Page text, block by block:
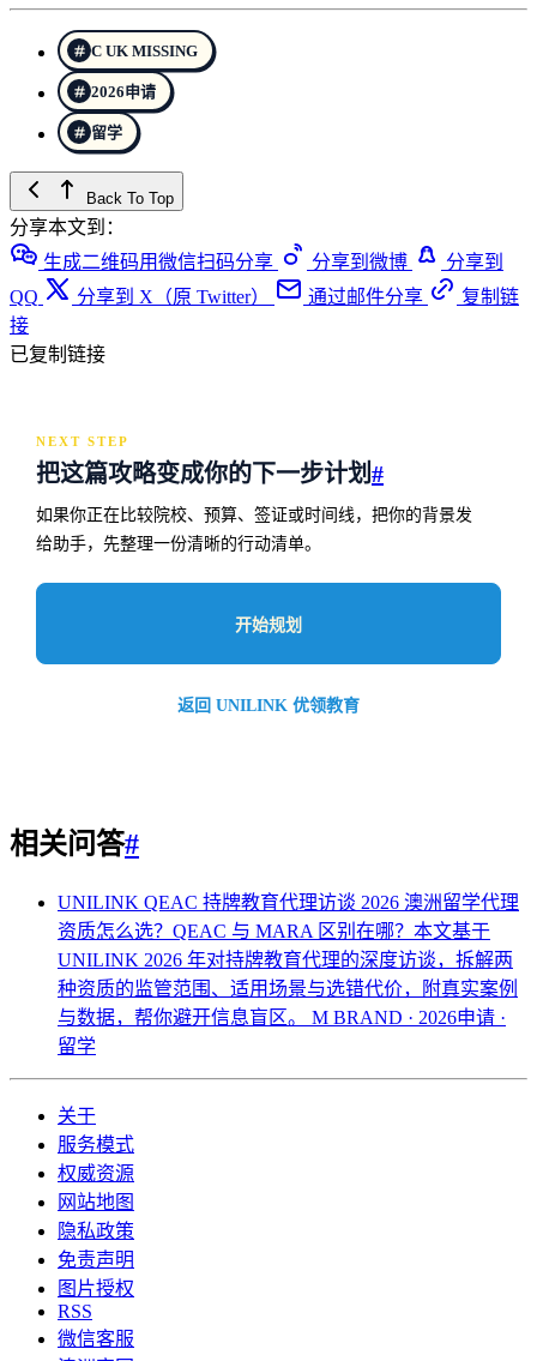
C UK MISSING
2026申请
留学
Back To Top
分享本文到：
生成二维码用微信扫码分享
分享到微博
分享到
QQ
分享到 X（原 Twitter） 通过邮件分享
复制链
接
已复制链接
NEXT STEP
把这篇攻略变成你的下一步计划#
如果你正在比较院校、预算、签证或时间线，把你的背景发
给助手，先整理一份清晰的行动清单。
开始规划
返回 UNILINK 优领教育
相关问答#
UNILINK QEAC 持牌教育代理访谈 2026 澳洲留学代理
资质怎么选？QEAC 与 MARA 区别在哪？本文基于
UNILINK 2026 年对持牌教育代理的深度访谈，拆解两
种资质的监管范围、适用场景与选错代价，附真实案例
与数据，帮你避开信息盲区。 M BRAND · 2026申请 ·
留学
关于
服务模式
权威资源
网站地图
隐私政策
免责声明
图片授权
RSS
微信客服